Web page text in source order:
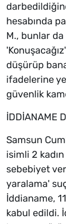
hesabında
M., bunlar da
düşürüp
ifadelerine
güvenlik
İDDİANAME
Samsun
isimli 2 kadın
sebebiyet
yaralama'
İddianame,
kabul edildi.